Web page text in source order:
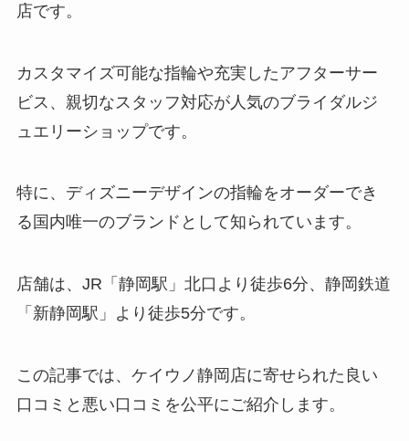
店です。
カスタマイズ可能な指輪や充実したアフターサー
ビス、親切なスタッフ対応が人気のブライダルジ
ュエリーショップです。
特に、ディズニーデザインの指輪をオーダーでき
る国内唯一のブランドとして知られています。
店舗は、JR「静岡駅」北口より徒歩6分、静岡鉄道
「新静岡駅」より徒歩5分です。
この記事では、ケイウノ静岡店に寄せられた良い
口コミと悪い口コミを公平にご紹介します。